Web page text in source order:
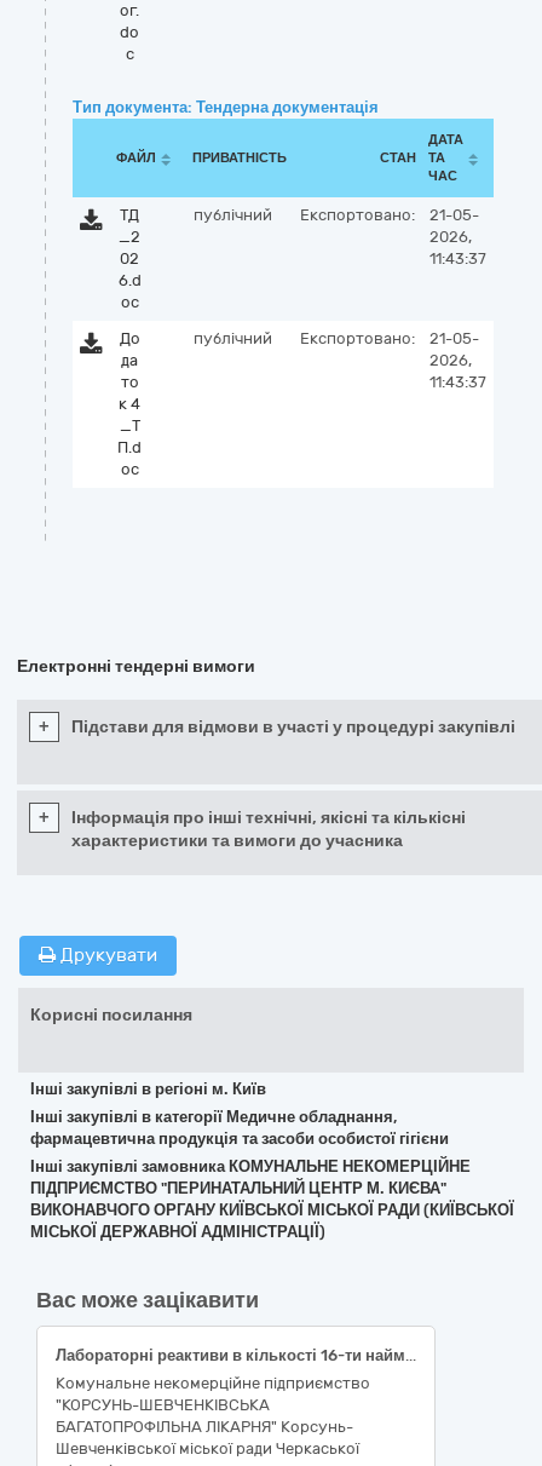
ог.
do
c
Тип документа: Тендерна документація
ФАЙЛ ПРИВАТНІСТЬ СТАН
ДАТА
ТА
ЧАС
ТД
_2
02
6.d
oc
публічний Експортовано:
21-05-
2026,
11:43:37
До
да
то
к 4
_Т
П.d
oc
публічний Експортовано:
21-05-
2026,
11:43:37
Електронні тендерні вимоги
+ Підстави для відмови в участі у процедурі закупівлі
+
Інформація про інші технічні, якісні та кількісні
характеристики та вимоги до учасника
Друкувати
Корисні посилання
Інші закупівлі в регіоні м. Київ
Інші закупівлі в категорії Медичне обладнання,
фармацевтична продукція та засоби особистої гігієни
Інші закупівлі замовника КОМУНАЛЬНЕ НЕКОМЕРЦІЙНЕ
ПІДПРИЄМСТВО "ПЕРИНАТАЛЬНИЙ ЦЕНТР М. КИЄВА"
ВИКОНАВЧОГО ОРГАНУ КИЇВСЬКОЇ МІСЬКОЇ РАДИ (КИЇВСЬКОЇ
МІСЬКОЇ ДЕРЖАВНОЇ АДМІНІСТРАЦІЇ)
Вас може зацікавити
Лабораторні реактиви в кількості 16-ти найменувань згідно з кодом ДК 021:2015 "Єдиний закупівельний словник" - 33690000-3 Лікарські засоби різні
Комунальне некомерційне підприємство
"КОРСУНЬ-ШЕВЧЕНКІВСЬКА
БАГАТОПРОФІЛЬНА ЛІКАРНЯ" Корсунь-
Шевченківської міської ради Черкаської